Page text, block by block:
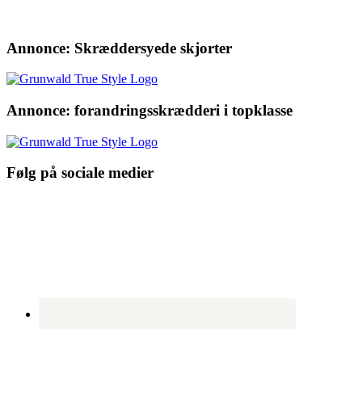
Annonce: Skræddersyede skjorter
Annonce: forandringsskrædderi i topklasse
Følg på sociale medier